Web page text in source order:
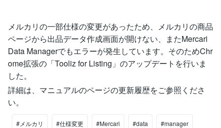
メルカリの一部仕様の変更があったため、メルカリの商品
ページから出品データ作成画面が開けない、またMercari
Data Managerでもエラーが発生しています。そのためChr
ome拡張の「Tooliz for Listing」のアップデートを行いま
した。
詳細は、マニュアルのページの更新履歴をご参照くださ
い。
#メルカリ #仕様変更 #Mercari #data #manager